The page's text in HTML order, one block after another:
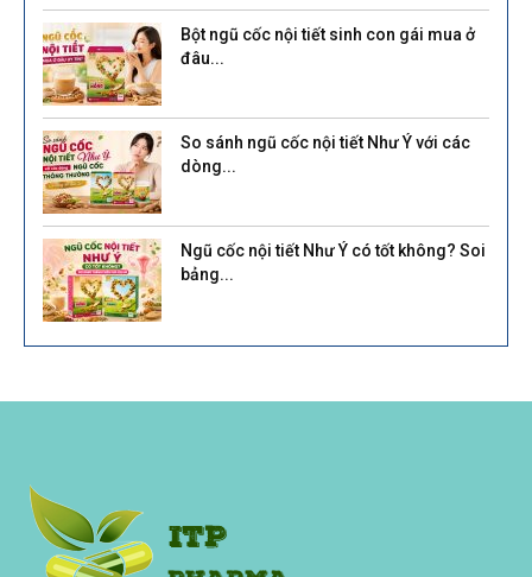
Bột ngũ cốc nội tiết sinh con gái mua ở
đâu...
So sánh ngũ cốc nội tiết Như Ý với các
dòng...
Ngũ cốc nội tiết Như Ý có tốt không? Soi
bảng...